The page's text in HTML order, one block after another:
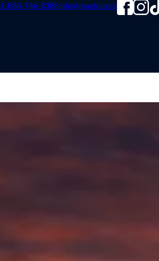
1-888-746-8388info@maxtour.co